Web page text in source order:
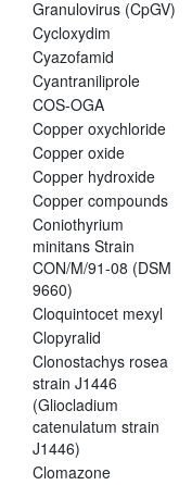
Granulovirus (CpGV)
Cycloxydim
Cyazofamid
Cyantraniliprole
COS-OGA
Copper oxychloride
Copper oxide
Copper hydroxide
Copper compounds
Coniothyrium
minitans Strain
CON/M/91-08 (DSM
9660)
Cloquintocet mexyl
Clopyralid
Clonostachys rosea
strain J1446
(Gliocladium
catenulatum strain
J1446)
Clomazone